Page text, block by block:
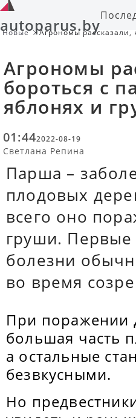
autoparus.by
Новые
Агрономы рассказали,
Агрономы
бороться с
яблонях и
01:442022-08-19
Светлана Репина
Парша –
плодовых
всего оно
груши. Первые
болезни
во время
При поражении
большая часть
а остальные
безвкусными.
Но